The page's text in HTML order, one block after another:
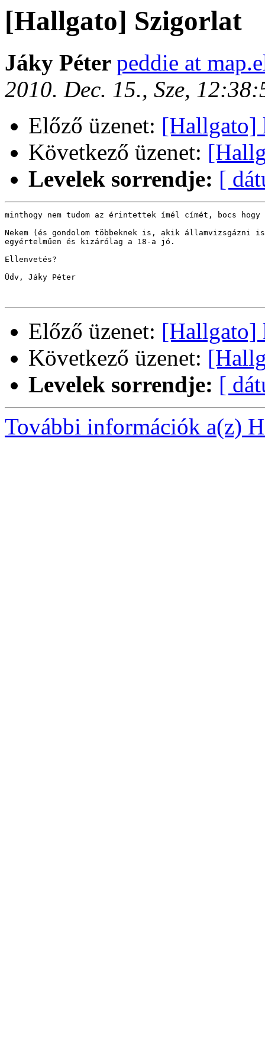
[Hallgato] Szigorlat
Jáky Péter peddie at
2010. Dec. 15., Sze,
Előző üzenet: [Hallgato]
Következő üzenet:
Levelek sorrendje: [
minthogy nem tudom az érintettek ímél címét, bocs
Nekem (és gondolom többeknek is, akik államvizsgázni
egyértelműen és kizárólag a 18-a jó.
Ellenvetés?
Üdv, Jáky Péter
Előző üzenet: [Hallgato]
Következő üzenet:
Levelek sorrendje: [
További információk a(z)